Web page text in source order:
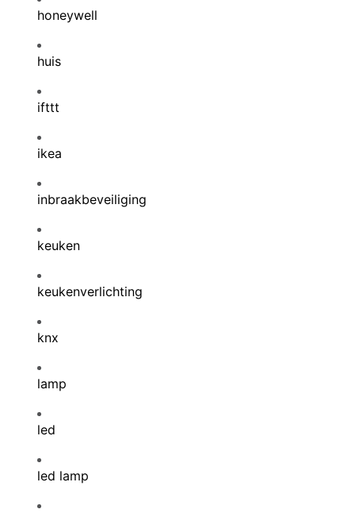
honeywell
huis
ifttt
ikea
inbraakbeveiliging
keuken
keukenverlichting
knx
lamp
led
led lamp